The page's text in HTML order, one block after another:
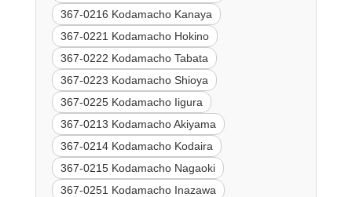
367-0216 Kodamacho Kanaya
367-0221 Kodamacho Hokino
367-0222 Kodamacho Tabata
367-0223 Kodamacho Shioya
367-0225 Kodamacho Iigura
367-0213 Kodamacho Akiyama
367-0214 Kodamacho Kodaira
367-0215 Kodamacho Nagaoki
367-0251 Kodamacho Inazawa